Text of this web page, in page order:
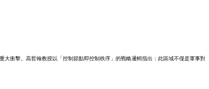
衝擊。高哲翰教授以「控制節點即控制秩序」的戰略邏輯指出：此區域不僅是軍事對